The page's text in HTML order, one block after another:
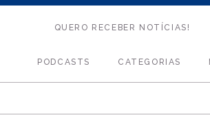
QUERO RECEBER NOTÍCIAS!
CATEGORIAS
PODCASTS